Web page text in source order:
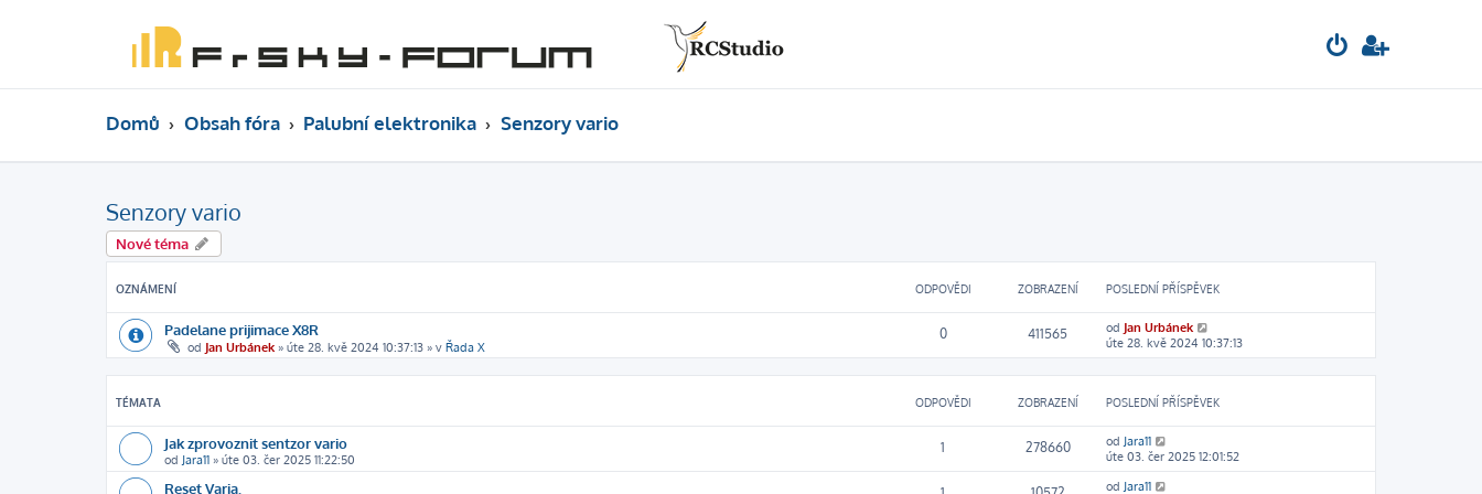
Domů Obsah fóra Palubní elektronika Senzory vario
Senzory vario
Nové téma
OZNÁMENÍ ODPOVĚDI ZOBRAZENÍ POSLEDNÍ PŘÍSPĚVEK
Padelane prijimace X8R
od Jan Urbánek » úte 28. kvě 2024 10:37:13 » v Řada X
0 411565 od Jan Urbánek
úte 28. kvě 2024 10:37:13
TÉMATA ODPOVĚDI ZOBRAZENÍ POSLEDNÍ PŘÍSPĚVEK
Jak zprovoznit sentzor vario
od Jara11 » úte 03. čer 2025 11:22:50
1 278660 od Jara11
úte 03. čer 2025 12:01:52
Reset Varia. od Jara11